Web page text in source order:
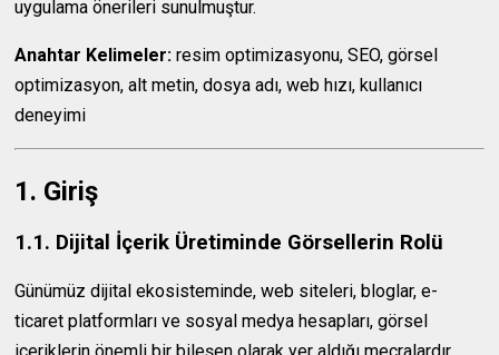
uygulama önerileri sunulmuştur.
Anahtar Kelimeler: resim optimizasyonu, SEO, görsel
optimizasyon, alt metin, dosya adı, web hızı, kullanıcı
deneyimi
1. Giriş
1.1. Dijital İçerik Üretiminde Görsellerin Rolü
Günümüz dijital ekosisteminde, web siteleri, bloglar, e-
ticaret platformları ve sosyal medya hesapları, görsel